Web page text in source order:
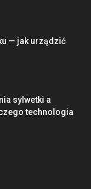
— jak urządzić
sylwetki a
technologia